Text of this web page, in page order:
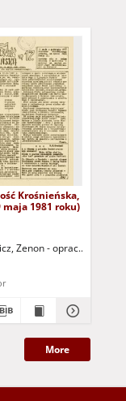
- oprac. Grzybowski,
Krośnieńska,
maja 1981 roku)
Zenon - oprac.
More